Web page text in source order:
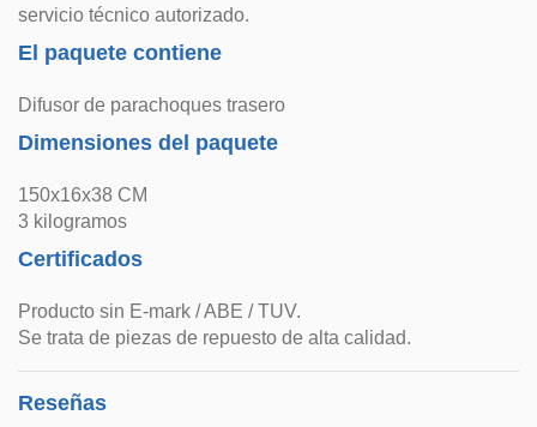
servicio técnico autorizado.
El paquete contiene
Difusor de parachoques trasero
Dimensiones del paquete
150x16x38 CM
3 kilogramos
Certificados
Producto sin E-mark / ABE / TUV.
Se trata de piezas de repuesto de alta calidad.
Reseñas